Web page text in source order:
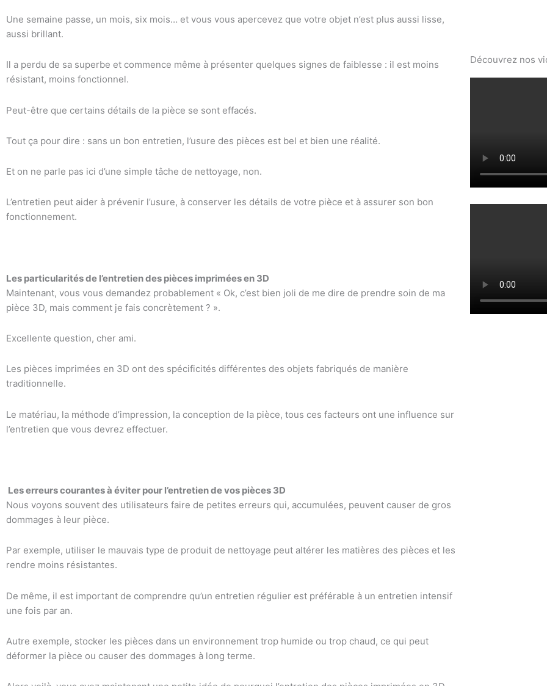
Une semaine passe, un mois, six mois… et vous vous apercevez que votre objet n’est plus aussi lisse,
aussi brillant.
Il a perdu de sa superbe et commence même à présenter quelques signes de faiblesse : il est moins
résistant, moins fonctionnel.
Peut-être que certains détails de la pièce se sont effacés.
Tout ça pour dire : sans un bon entretien, l’usure des pièces est bel et bien une réalité.
Et on ne parle pas ici d’une simple tâche de nettoyage, non.
L’entretien peut aider à prévenir l’usure, à conserver les détails de votre pièce et à assurer son bon
fonctionnement.
Les particularités de l’entretien des pièces imprimées en 3D
Maintenant, vous vous demandez probablement « Ok, c’est bien joli de me dire de prendre soin de ma
pièce 3D, mais comment je fais concrètement ? ».
Excellente question, cher ami.
Les pièces imprimées en 3D ont des spécificités différentes des objets fabriqués de manière
traditionnelle.
Le matériau, la méthode d’impression, la conception de la pièce, tous ces facteurs ont une influence sur
l’entretien que vous devrez effectuer.
Les erreurs courantes à éviter pour l’entretien de vos pièces 3D
Nous voyons souvent des utilisateurs faire de petites erreurs qui, accumulées, peuvent causer de gros
dommages à leur pièce.
Par exemple, utiliser le mauvais type de produit de nettoyage peut altérer les matières des pièces et les
rendre moins résistantes.
De même, il est important de comprendre qu’un entretien régulier est préférable à un entretien intensif
une fois par an.
Autre exemple, stocker les pièces dans un environnement trop humide ou trop chaud, ce qui peut
déformer la pièce ou causer des dommages à long terme.
Découvrez nos